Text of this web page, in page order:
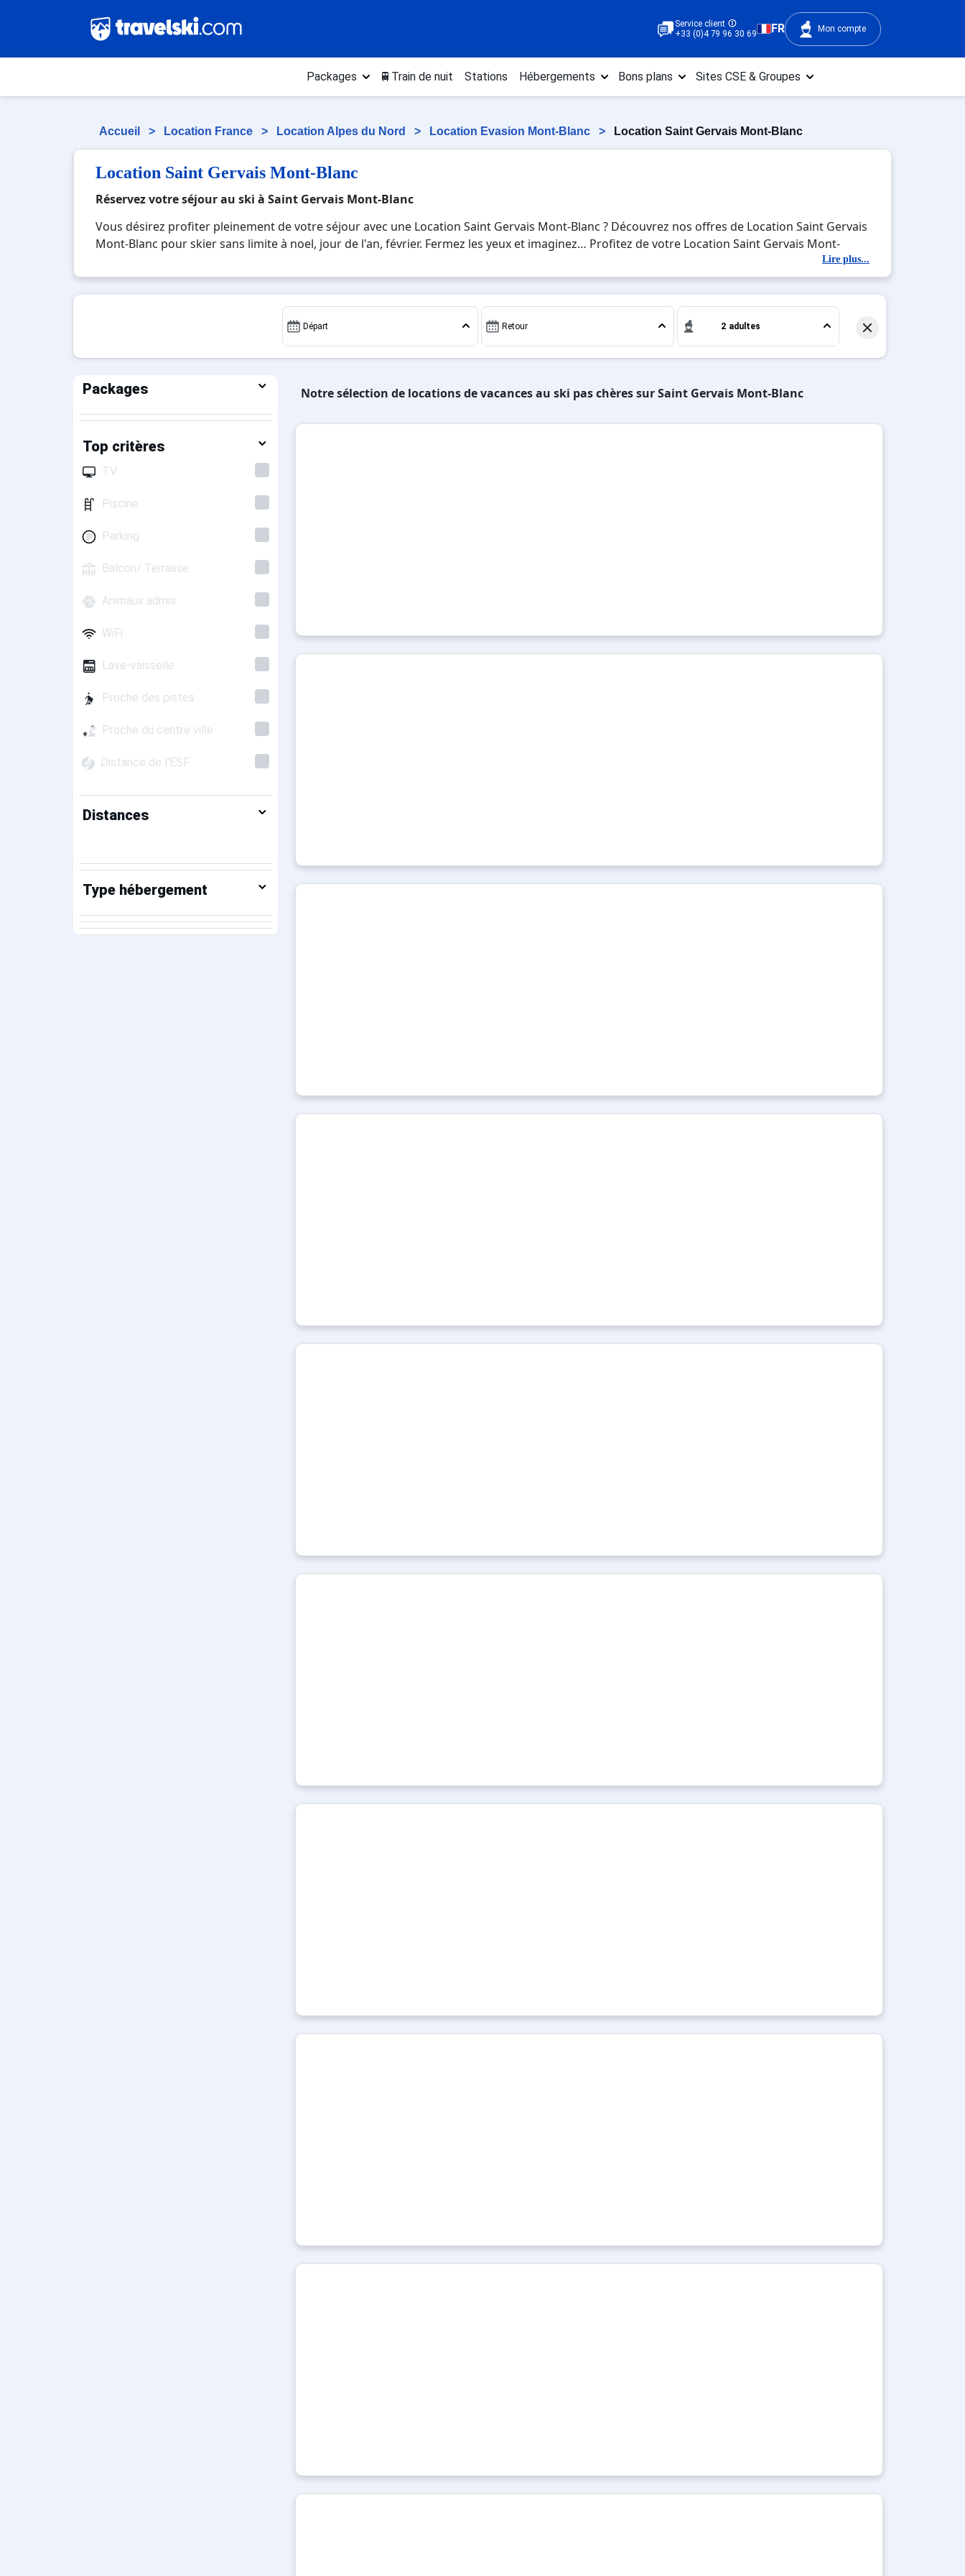
Service client
+33 (0)4 79 96 30 69
FR Mon compte
Packages 🚆Train de nuit Stations Hébergements Bons plans Sites CSE & Groupes
Accueil > Location France > Location Alpes du Nord > Location Evasion Mont-Blanc > Location Saint Gervais Mont-Blanc
Location Saint Gervais Mont-Blanc
Réservez votre séjour au ski à Saint Gervais Mont-Blanc
Vous désirez profiter pleinement de votre séjour avec une Location Saint Gervais Mont-Blanc ? Découvrez nos offres de Location Saint Gervais
Mont-Blanc pour skier sans limite à noel, jour de l'an, février. Fermez les yeux et imaginez… Profitez de votre Location Saint Gervais Mont-
Blanc, une station réputée et moderne où vous pourrez mêler les plaisirs de la glisse sur les pistes de ski et des activités en totale immersion
avec la beauté des paysages montagnards. Pour un week-end ou pour 7 jours en Location Saint Gervais Mont-Blanc , en famille ou entre amis,
c'est l'occasion parfaite pour créer des souvenirs uniques de vos vacances au ski.
Lire plus...
Départ Retour 2 adultes
Packages
Top critères
TV
Piscine
Parking
Balcon/ Terrasse
Animaux admis
WiFi
Lave-vaisselle
Proche des pistes
Proche du centre ville
Distance de l'ESF
Distances
Type hébergement
Notre sélection de locations de vacances au ski pas chères sur Saint Gervais Mont-Blanc